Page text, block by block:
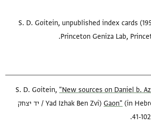
S. D. Goitein, unpublished index cards
Princeton Geniza Lab,
S. D. Goitein,"New sources on Daniel b.
Gaon‎" (in
2 (Yad Izhak Ben Zvi / יד יצחק